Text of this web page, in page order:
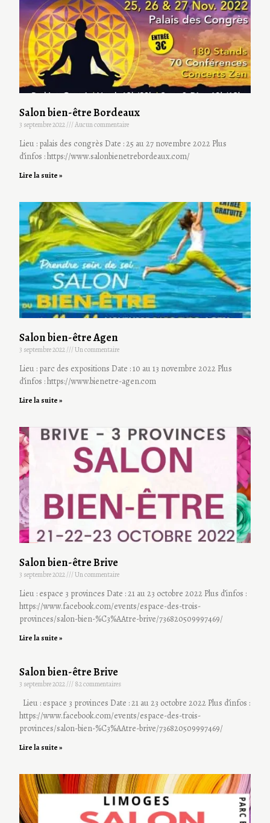
Salon bien-être Bordeaux
3 septembre 2022 Aucun commentaire
Lieu : palais des congrès Date : 25 au 27 novembre 2022 Plus
d’infos : https://www.salonbienetrebordeaux.com/
Lire la suite »
Salon bien-être Agen
3 septembre 2022 Un commentaire
Lieu : parc des expositions Date : 10 au 13 novembre 2022 Plus
d’infos : https://www.bienetre-agen.com
Lire la suite »
Salon bien-être Brive
3 septembre 2022 Un commentaire
Lieu : espace 3 provinces Date : 21 au 23 octobre 2022 Plus d’infos :
https://www.facebook.com/events/espace-des-trois-
provinces/salon-bien-%C3%AAtre-brive/736820509997469/
Lire la suite »
Salon bien-être Brive
3 septembre 2022 82 commentaires
Lieu : espace 3 provinces Date : 21 au 23 octobre 2022 Plus d’infos :
https://www.facebook.com/events/espace-des-trois-
provinces/salon-bien-%C3%AAtre-brive/736820509997469/
Lire la suite »